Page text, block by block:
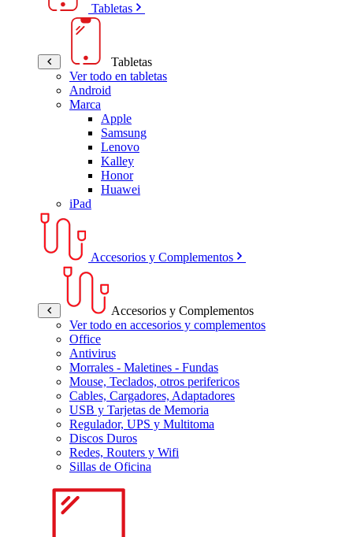
Tabletas
Tabletas
Ver todo en tabletas
Android
Marca
Apple
Samsung
Lenovo
Kalley
Honor
Huawei
iPad
Accesorios y Complementos
Accesorios y Complementos
Ver todo en accesorios y complementos
Office
Antivirus
Morrales - Maletines - Fundas
Mouse, Teclados, otros perifericos
Cables, Cargadores, Adaptadores
USB y Tarjetas de Memoria
Regulador, UPS y Multitoma
Discos Duros
Redes, Routers y Wifi
Sillas de Oficina